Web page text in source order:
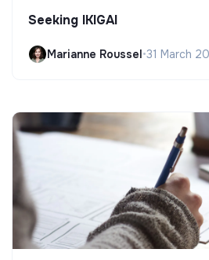
Seeking IKIGAI
Marianne Roussel•31 March